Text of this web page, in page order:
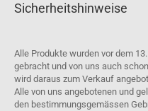
Sicherheitshinweise
Alle Produkte wurden vor dem
gebracht und von uns auch
wird daraus zum Verkauf
Alle von uns angebotenen und
den bestimmungsgemässen